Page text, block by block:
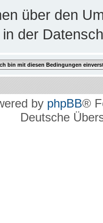
über den
der
by phpBB®
Deutsche